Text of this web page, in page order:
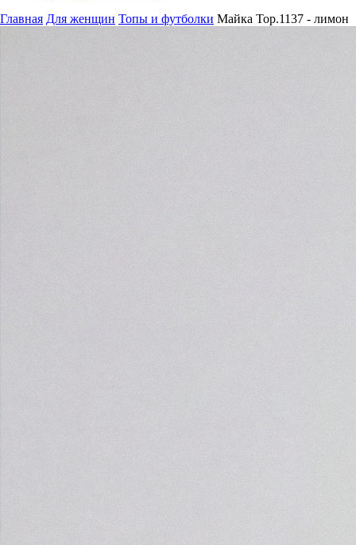
Главная Для женщин Топы и футболки Майка Top.1137 - лимон